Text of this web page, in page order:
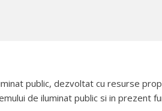
public, dezvoltat cu resurse
de iluminat public si in prezent